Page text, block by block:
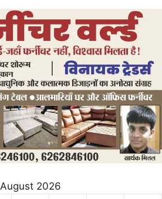
August 2026